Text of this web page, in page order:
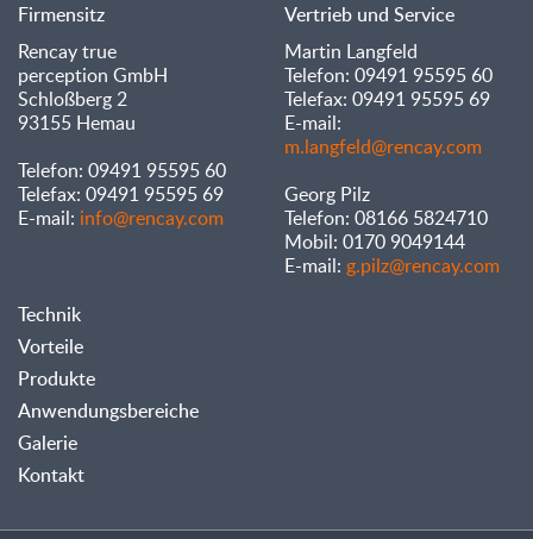
Firmensitz
Rencay true
perception GmbH
Schloßberg 2
93155 Hemau
Telefon: 09491 95595 60
Telefax: 09491 95595 69
E-mail: info@rencay.com
Vertrieb und Service
Martin Langfeld
Telefon: 09491 95595 60
Telefax: 09491 95595 69
E-mail:
m.langfeld@rencay.com
Georg Pilz
Telefon: 08166 5824710
Mobil: 0170 9049144
E-mail: g.pilz@rencay.com
Technik
Vorteile
Produkte
Anwendungsbereiche
Galerie
Kontakt